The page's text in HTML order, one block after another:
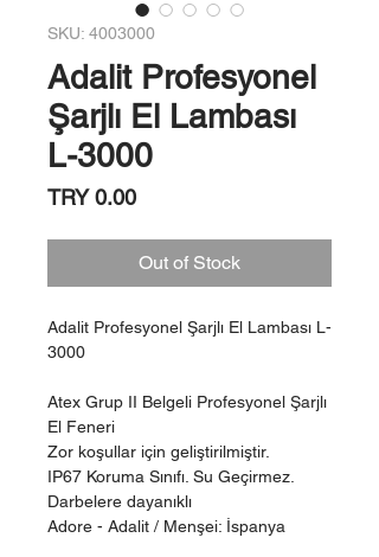
SKU: 4003000
Adalit Profesyonel
Şarjlı El Lambası
L-3000
TRY 0.00Price
Out of Stock
Adalit Profesyonel Şarjlı El Lambası L-
3000
Atex Grup II Belgeli Profesyonel Şarjlı
El Feneri
Zor koşullar için geliştirilmiştir.
IP67 Koruma Sınıfı. Su Geçirmez.
Darbelere dayanıklı
Adore - Adalit / Menşei: İspanya